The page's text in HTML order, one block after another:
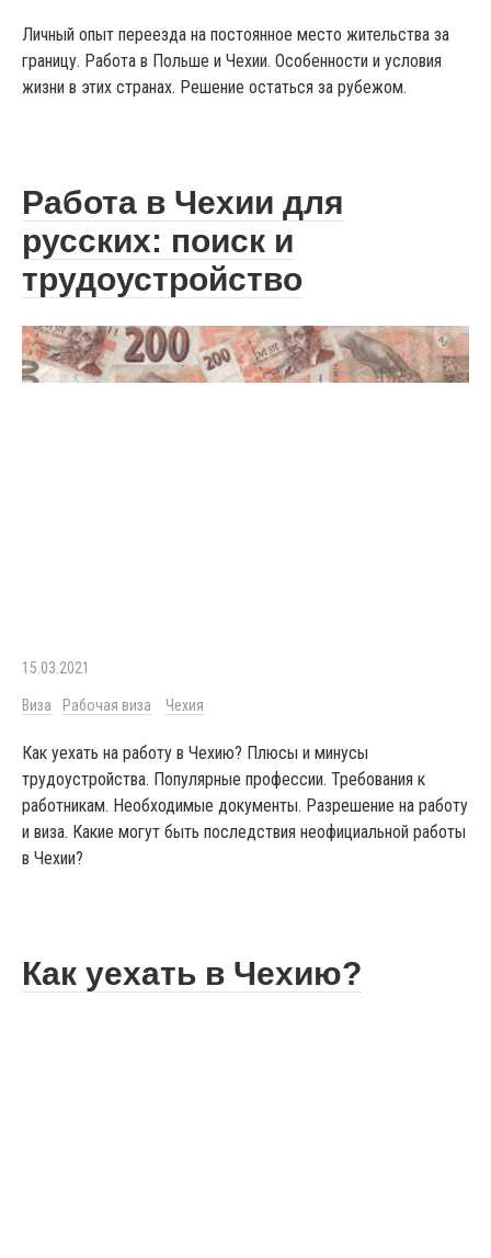
Личный опыт переезда на постоянное место жительства за
границу. Работа в Польше и Чехии. Особенности и условия
жизни в этих странах. Решение остаться за рубежом.
Работа в Чехии для
русских: поиск и
трудоустройство
15.03.2021
Виза Рабочая виза Чехия
Как уехать на работу в Чехию? Плюсы и минусы
трудоустройства. Популярные профессии. Требования к
работникам. Необходимые документы. Разрешение на работу
и виза. Какие могут быть последствия неофициальной работы
в Чехии?
Как уехать в Чехию?